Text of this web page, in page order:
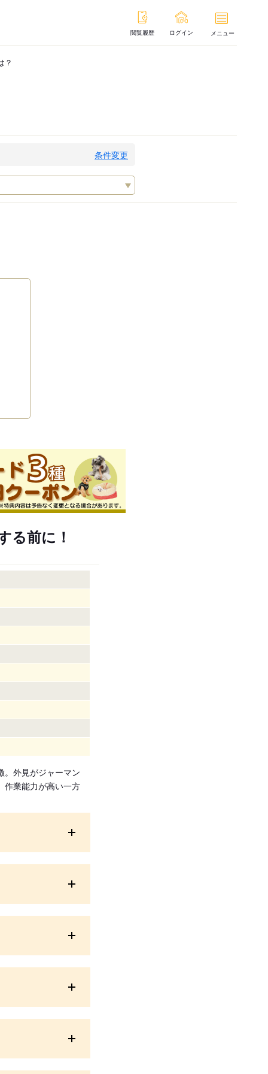
閲覧履歴 ログイン メニュー
？
条件変更
る前に！
。外見がジャーマン
作業能力が高い一方